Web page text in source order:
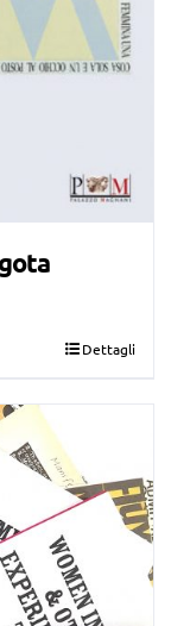
Dettagli